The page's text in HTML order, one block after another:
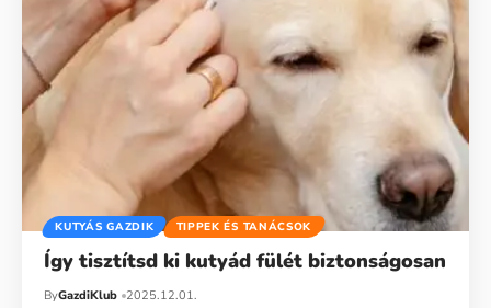
KUTYÁS GAZDIK TIPPEK ÉS TANÁCSOK
Így tisztítsd ki kutyád fülét biztonságosan
ByGazdiKlub 2025.12.01.